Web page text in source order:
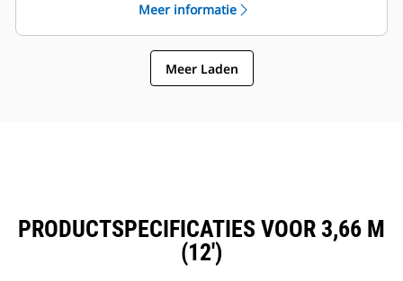
blijft kleven en de buitenste delen van
de schuif uitstekend worden
ondersteund.
Meer informatie
Meer Laden
PRODUCTSPECIFICATIES VOOR 3,66 M
(12')